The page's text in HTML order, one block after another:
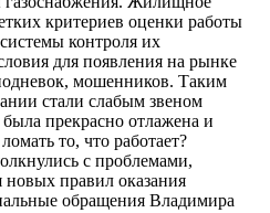
критериев оценки работы
контроля их
для появления на рынке
мошенников. Таким
стали слабым звеном
прекрасно отлажена и
то, что работает?
с проблемами,
правил оказания
обращения Владимира